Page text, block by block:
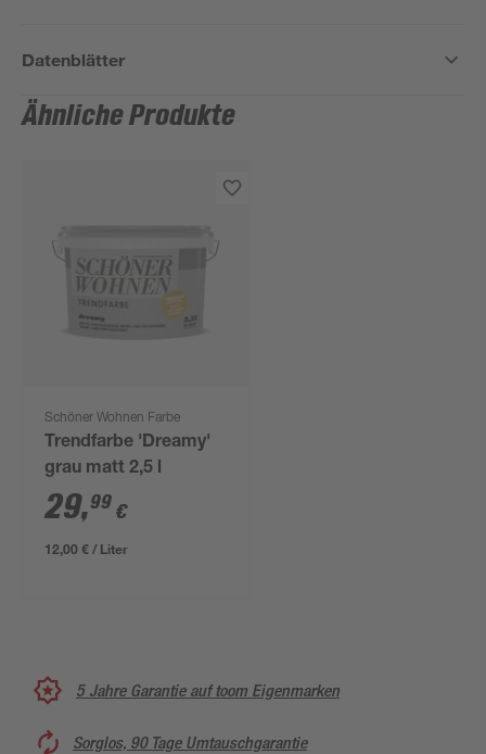
Datenblätter
Ähnliche Produkte
Schöner Wohnen Farbe
Trendfarbe 'Dreamy'
grau matt 2,5 l
29,99 €
12,00 € / Liter
5 Jahre Garantie auf toom Eigenmarken
Sorglos, 90 Tage Umtauschgarantie